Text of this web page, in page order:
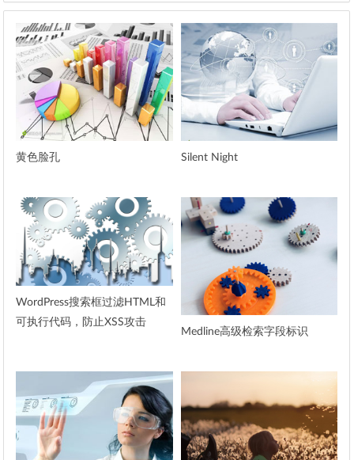
黄色脸孔 Silent Night
WordPress搜索框过滤HTML和
可执行代码，防止XSS攻击
Medline高级检索字段标识